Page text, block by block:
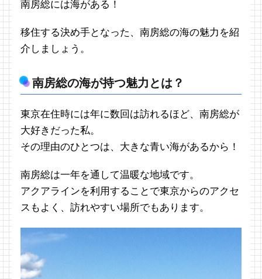
南房総には海がある！
移住する決め手となった、南房総の海の魅力を紹
介しましょう。
南房総の海が持つ魅力とは？
東京在住時には年に数回は訪れるほど、南房総が
大好きだった私。
その理由のひとつは、大きな青い海があるから！
南房総は一年を通して温暖な地域です。
アクアラインを利用することで東京からのアクセ
スもよく、訪れやすい場所でもあります。